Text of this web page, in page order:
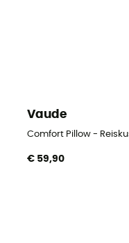
Vaude
Comfort Pillow -
€ 59,90